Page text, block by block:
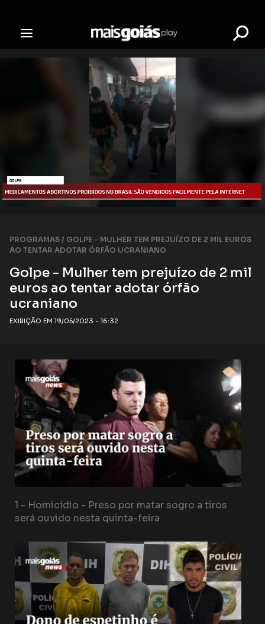
PROGRAMAS / GOLPE - MULHER TEM PREJUÍZO DE 2 MIL EUROS
AO TENTAR ADOTAR ÓRFÃO UCRANIANO
Golpe - Mulher tem prejuízo de 2 mil
euros ao tentar adotar órfão
ucraniano
EXIBIÇÃO EM 19/05/2023 - 16:32
1 - Homicídio - Preso por matar sogro a tiros
será ouvido nesta quinta-feira